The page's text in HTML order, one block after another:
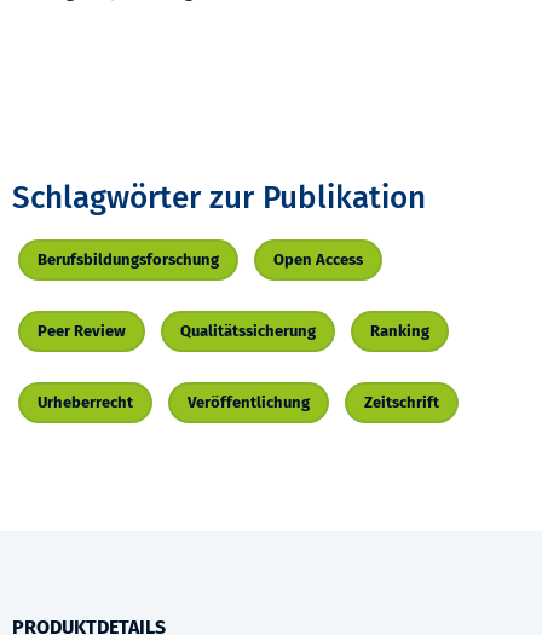
Schlagwörter zur Publikation
Berufsbildungsforschung Open Access
Peer Review Qualitätssicherung Ranking
Urheberrecht Veröffentlichung Zeitschrift
PRODUKTDETAILS